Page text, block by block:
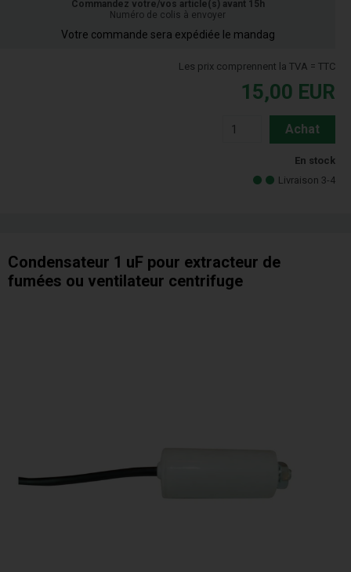
Commandez votre/vos article(s) avant 15h
Numéro de colis à envoyer
Votre commande sera expédiée le mandag
Les prix comprennent la TVA = TTC
15,00 EUR
Achat
En stock
Livraison 3-4
Condensateur 1 uF pour extracteur de
fumées ou ventilateur centrifuge